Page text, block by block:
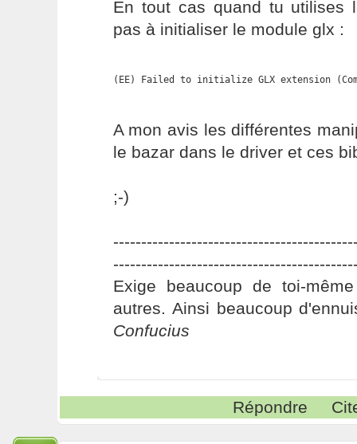
En tout cas quand tu utilises
pas à initialiser le module glx :
(EE) Failed to initialize GLX extension
A mon avis les différentes
le bazar dans le driver et ces
;-)
Exige beaucoup de toi-
autres. Ainsi beaucoup
Confucius
Répondre